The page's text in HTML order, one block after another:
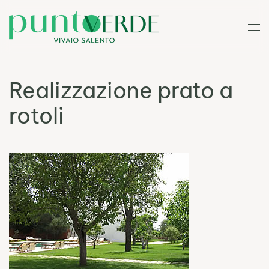
Skip to main content
Realizzazione prato a
rotoli